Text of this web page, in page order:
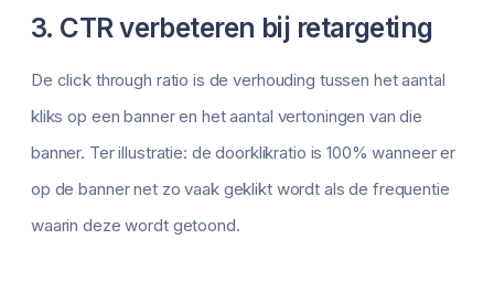
3. CTR verbeteren bij retargeting
De click through ratio is de verhouding tussen het aantal
kliks op een banner en het aantal vertoningen van die
banner. Ter illustratie: de doorklikratio is 100% wanneer er
op de banner net zo vaak geklikt wordt als de frequentie
waarin deze wordt getoond.